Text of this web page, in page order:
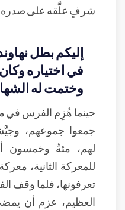
شرفٍ علَّقه على صدره
إليكم بطل
في اختياره
وختمت له
حينما هُزِم الفرس في
جمعوا جموعهم،
لهم، مئةٌ وخمسون
للمعركة الثانية،
تعرفونها، فلما وقف
العظيم، عزم أن